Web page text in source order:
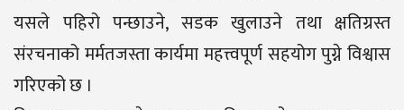
यसले पहिरो पन्छाउने, सडक खुलाउने तथा क्षतिग्रस्त
संरचनाको मर्मतजस्ता कार्यमा महत्त्वपूर्ण सहयोग पुग्ने विश्वास
गरिएको छ ।